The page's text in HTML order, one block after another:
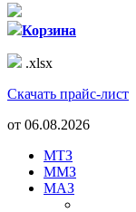
Корзина
.xlsx
Скачать прайс-лист
от 06.08.2026
МТЗ
ММЗ
МАЗ